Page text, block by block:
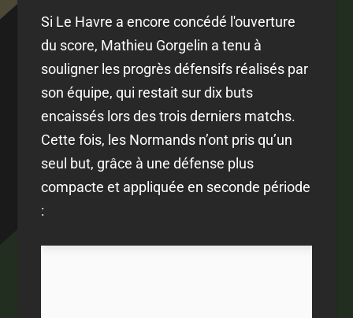
Si Le Havre a encore concédé l'ouverture
du score, Mathieu Gorgelin a tenu à
souligner les progrès défensifs réalisés par
son équipe, qui restait sur dix buts
encaissés lors des trois derniers matchs.
Cette fois, les Normands n’ont pris qu’un
seul but, grâce à une défense plus
compacte et appliquée en seconde période
: